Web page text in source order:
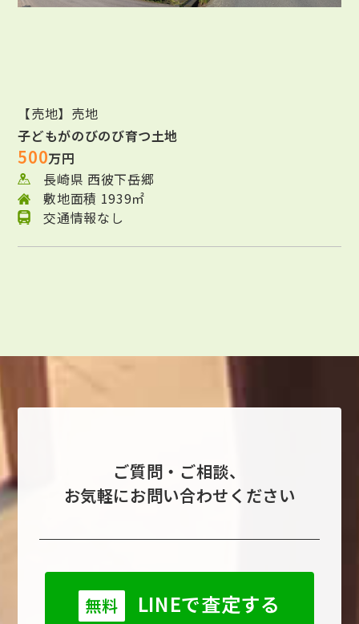
【売地】売地
子どもがのびのび育つ土地
500万円
長崎県 西彼下岳郷
敷地面積 1939㎡
交通情報なし
ご質問・ご相談、
お気軽にお問い合わせください
無料 LINEで査定する